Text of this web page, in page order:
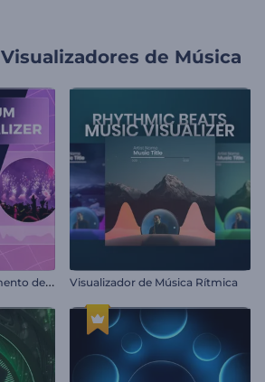
Visualizadores de Música
V
isualizador de Lançamento de Álbum de Música Visualizador de Música Rítmica